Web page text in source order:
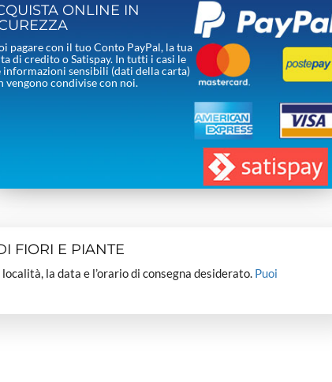
ONLINE IN
pagare con il tuo Conto PayPal, la tua
di credito o Satispay. In tutti i casi le
informazioni sensibili (dati della carta)
vengono condivise con noi.
FIORI E PIANTE
la data e l’orario di consegna desiderato. Puoi